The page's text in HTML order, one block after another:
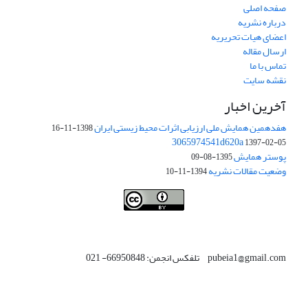
صفحه اصلی
درباره نشریه
اعضای هیات تحریریه
ارسال مقاله
تماس با ما
نقشه سایت
آخرین اخبار
هفدهمین همایش ملی ارزیابی اثرات محیط زیستی ایران1398-11-16
3065974541d620a1397-02-05
پوستر همایش1395-08-09
وضعیت مقالات نشریه1394-11-10
pubeia1@gmail.com تلفکس انجمن: 66950848- 021